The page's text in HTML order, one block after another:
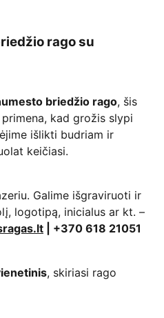
rago su
briedžio rago, šis
kad grožis slypi
išlikti budriam ir
keičiasi.
Galime išgraviruoti ir
logotipą, inicialus ar kt. –
| +370 618 21051
, skiriasi rago